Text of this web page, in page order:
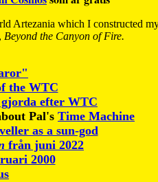
Artezania which I constructed
Beyond the Canyon of Fire.
the WTC
efter WTC
Pal's Time Machine
as a sun-god
från juni 2022
2000